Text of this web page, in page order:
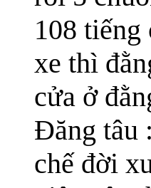
108 tiếng
xe thì
cửa ở
Đăng tâu
chế đời